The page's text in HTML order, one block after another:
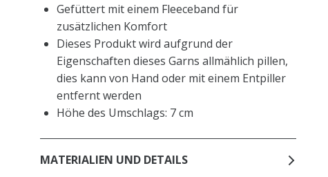
Gefüttert mit einem Fleeceband für
zusätzlichen Komfort
Dieses Produkt wird aufgrund der
Eigenschaften dieses Garns allmählich pillen,
dies kann von Hand oder mit einem Entpiller
entfernt werden
Höhe des Umschlags: 7 cm
MATERIALIEN UND DETAILS